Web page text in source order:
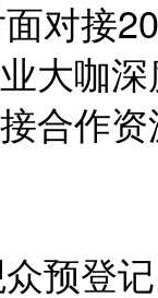
对接
大咖
合作
预登